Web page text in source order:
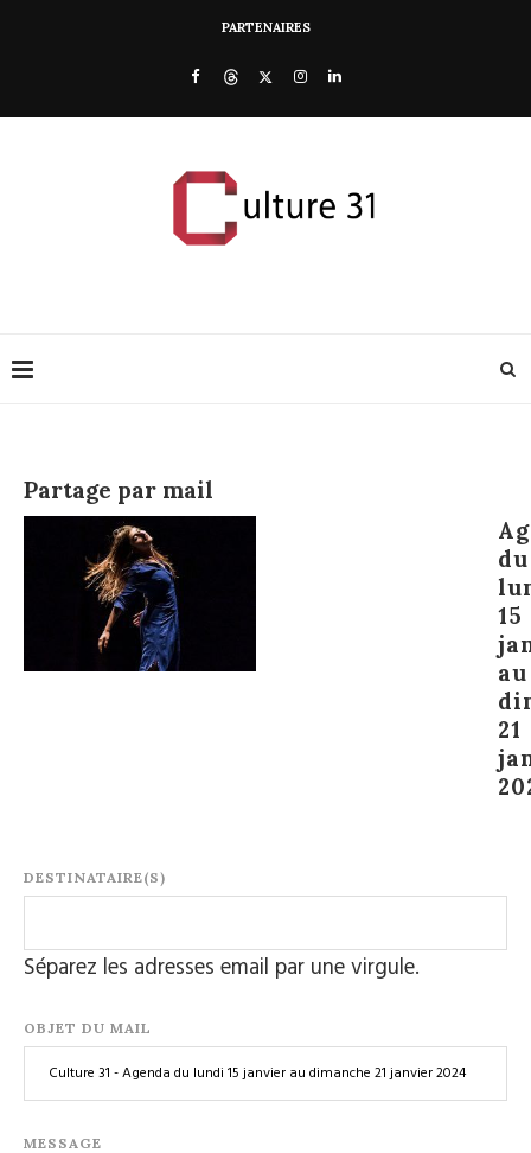
PARTENAIRES
Partage par mail
du
15
au
21
DESTINATAIRE(S)
Séparez les adresses email par une virgule.
OBJET DU MAIL
MESSAGE